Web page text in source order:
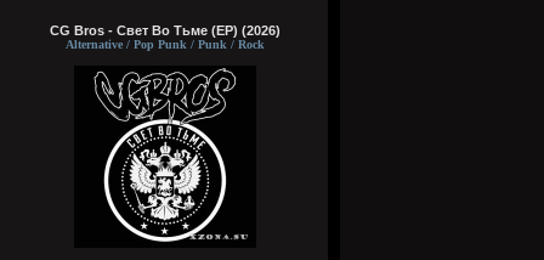
CG Bros - Свет Во Тьме (EP) (2026)
Alternative / Pop Punk / Punk / Rock